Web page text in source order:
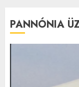
PANNÓNIA